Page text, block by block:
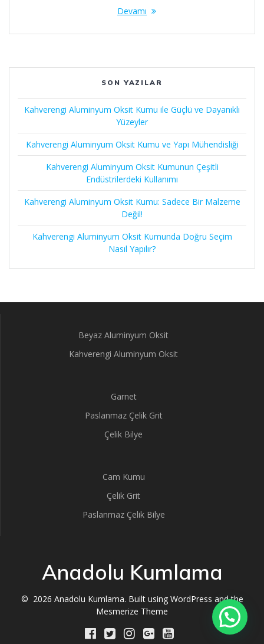
Devamı
SON YAZILAR
Kahverengi Aluminyum Oksit Kumu ile Güçlü ve Dayanıklı
Yüzeyler
Kahverengi Aluminyum Oksit Kumu ve Yapı Mühendisliği
Kahverengi Aluminyum Oksit Kumunun Çeşitli
Endüstrilerdeki Kullanımı
Kahverengi Aluminyum Oksit Kumu: Sadece Bir Malzeme
Değil!
Kahverengi Aluminyum Oksit Kumunda Doğru Seçim
Nasıl Yapılır?
Beyaz Aluminyum Oksit
Kahverengi Aluminyum Oksit
Garnet
Paslanmaz Çelik Grit
Çelik Bilye
Cam Kumu
Çelik Grit
Paslanmaz Çelik Bilye
Anadolu Kumlama
© 2026 Anadolu Kumlama. Built using WordPress and the
Mesmerize Theme